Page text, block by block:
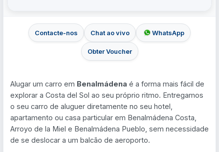
Contacte-nos Chat ao vivo WhatsApp
Obter Voucher
Alugar um carro em Benalmádena é a forma mais fácil de
explorar a Costa del Sol ao seu próprio ritmo. Entregamos
o seu carro de aluguer diretamente no seu hotel,
apartamento ou casa particular em Benalmádena Costa,
Arroyo de la Miel e Benalmádena Pueblo, sem necessidade
de se deslocar a um balcão de aeroporto.